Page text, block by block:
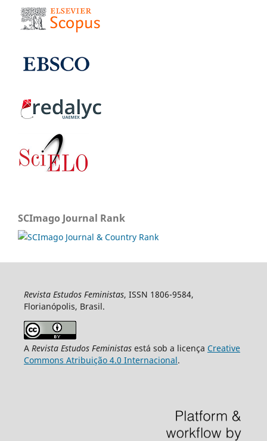
SCImago Journal Rank
Revista Estudos Feministas, ISSN 1806-9584,
Florianópolis, Brasil.
A Revista Estudos Feministasestá sob a licença Creative
Commons Atribuição 4.0 Internacional.